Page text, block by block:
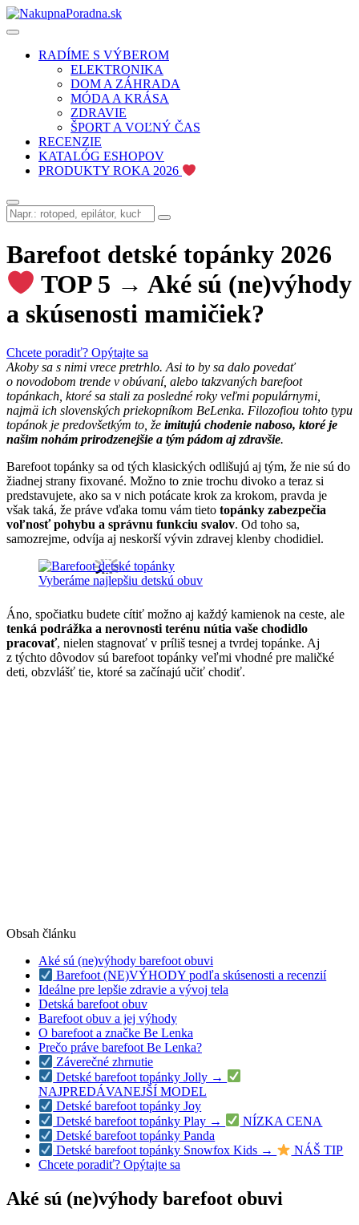
RADÍME S VÝBEROM
ELEKTRONIKA
DOM A ZÁHRADA
MÓDA A KRÁSA
ZDRAVIE
ŠPORT A VOĽNÝ ČAS
RECENZIE
KATALÓG ESHOPOV
PRODUKTY ROKA 2026
Barefoot detské topánky 2026
TOP 5 → Aké sú (ne)výhody
a skúsenosti mamičiek?
Chcete poradiť? Opýtajte sa
Akoby sa s nimi vrece pretrhlo. Asi to by sa dalo povedať
o novodobom trende v obúvaní, alebo takzvaných barefoot
topánkach, ktoré sa stali za posledné roky veľmi populárnymi,
najmä ich slovenských priekopníkom BeLenka. Filozofiou tohto typu
topánok je predovšetkým to, že imitujú chodenie naboso, ktoré je
našim nohám prirodzenejšie a tým pádom aj zdravšie.
Barefoot topánky sa od tých klasických odlišujú aj tým, že nie sú do
žiadnej strany fixované. Možno to znie trochu divoko a teraz si
predstavujete, ako sa v nich potácate krok za krokom, pravda je
však taká, že práve vďaka tomu vám tieto topánky zabezpečia
voľnosť pohybu a správnu funkciu svalov. Od toho sa,
samozrejme, odvíja aj neskorší vývin zdravej klenby chodidiel.
Vyberáme najlepšiu detskú obuv
Áno, spočiatku budete cítiť možno aj každý kamienok na ceste, ale
tenká podrážka a nerovnosti terénu nútia vaše chodidlo
pracovať, nielen stagnovať v príliš tesnej a tvrdej topánke. Aj
z týchto dôvodov sú barefoot topánky veľmi vhodné pre maličké
deti, obzvlášť tie, ktoré sa začínajú učiť chodiť.
Obsah článku
Aké sú (ne)výhody barefoot obuvi
Barefoot (NE)VÝHODY podľa skúsenosti a recenzií
Ideálne pre lepšie zdravie a vývoj tela
Detská barefoot obuv
Barefoot obuv a jej výhody
O barefoot a značke Be Lenka
Prečo práve barefoot Be Lenka?
Záverečné zhrnutie
Detské barefoot topánky Jolly →
NAJPREDÁVANEJŠÍ MODEL
Detské barefoot topánky Joy
Detské barefoot topánky Play →
NÍZKA CENA
Detské barefoot topánky Panda
Detské barefoot topánky Snowfox Kids →
NÁŠ TIP
Chcete poradiť? Opýtajte sa
Aké sú (ne)výhody barefoot obuvi